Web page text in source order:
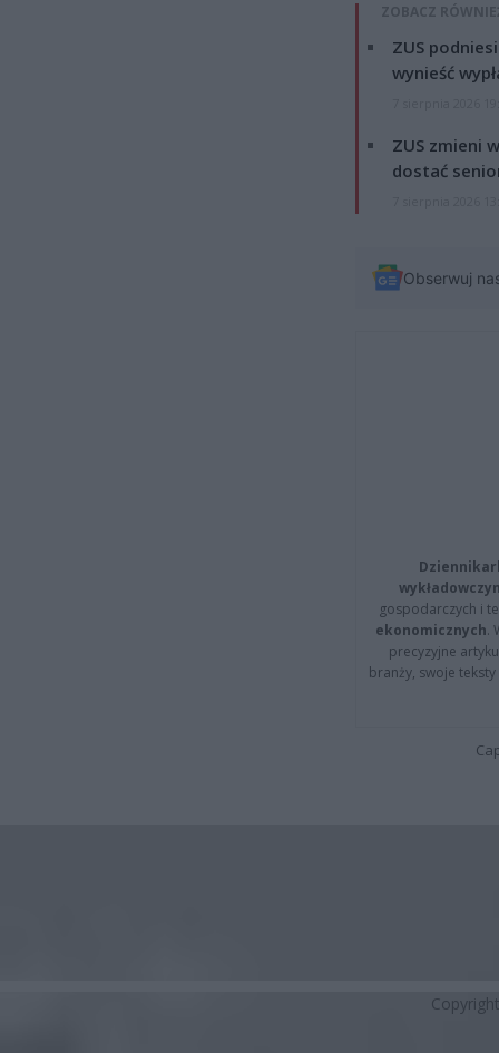
ZOBACZ
ZUS
wynieść
ZUS zmieni
dostać
Obserwuj
gospodarczych i
ekonomicznych.
precyzyjne
branży, swoje